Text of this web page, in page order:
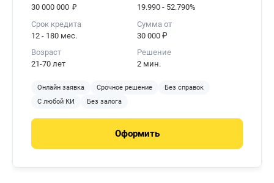
30 000 000 ₽
19.990 - 52.790%
Срок кредита
12 - 180 мес.
Сумма от
30 000 ₽
Возраст
21-70 лет
Решение
2 мин.
Онлайн заявка Срочное решение
Без справок
С любой КИ
Без залога
Оформить